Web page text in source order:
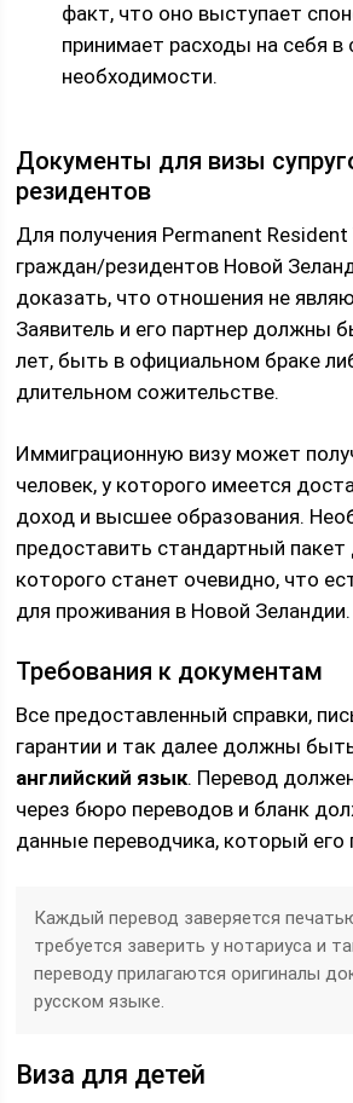
факт, что оно выступает
принимает расходы на себя в
необходимости.
Документы для визы
резидентов
Для получения Permanent Resident
граждан/резидентов Новой
доказать, что отношения не
Заявитель и его партнер должны
лет, быть в официальном браке
длительном сожительстве.
Иммиграционную визу может
человек, у которого имеется
доход и высшее образования.
предоставить стандартный пакет
которого станет очевидно, что
для проживания в Новой Зеландии.
Требования к документам
Все предоставленный справки,
гарантии и так далее должны
английский язык. Перевод
через бюро переводов и бланк
данные переводчика, который его
Каждый перевод заверяется
требуется заверить у нотариуса и
переводу прилагаются оригиналы
русском языке.
Виза для детей